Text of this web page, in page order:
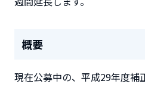
概要
現在公募中の、平成29年度補